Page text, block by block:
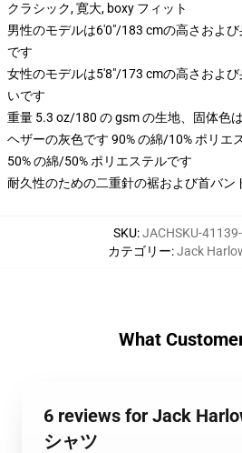
クラシック, 寛大, boxy フィット
男性のモデルは6'0"/183 cmの高さおよ
です
女性のモデルは5'8"/173 cmの高さおよ
いです
重量 5.3 oz/180 の gsm の生地、固体色
ヘザーの灰色です 90% の綿/10% ポリエ
50% の綿/50% ポリエステルです
耐久性のための二重針の裾および首バン
SKU:JACHSKU-41139-
カテゴリー:Jack
What
6 reviews for Jack
シャツ